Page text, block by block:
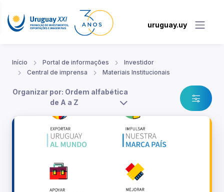
uruguay.uy
Início Portal de informações
Investidor
Central de imprensa
Materiais Institucionais
Organizar por: Ordem alfabética
de A a Z